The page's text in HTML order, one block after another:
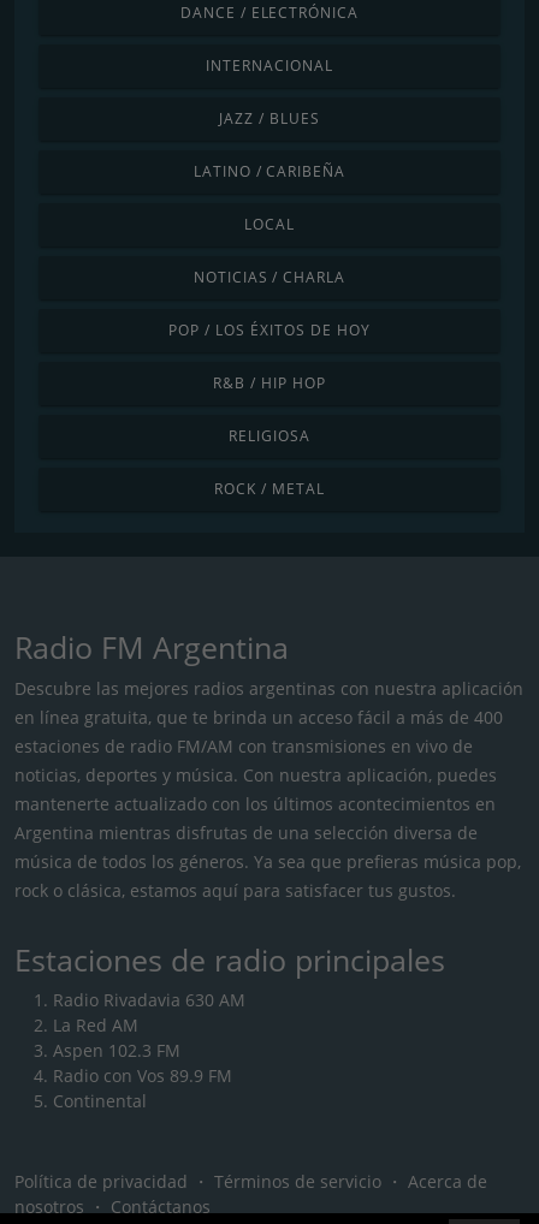
DANCE / ELECTRÓNICA
INTERNACIONAL
JAZZ / BLUES
LATINO / CARIBEÑA
LOCAL
NOTICIAS / CHARLA
POP / LOS ÉXITOS DE HOY
R&B / HIP HOP
RELIGIOSA
ROCK / METAL
Radio FM Argentina
Descubre las mejores radios argentinas con nuestra aplicación
en línea gratuita, que te brinda un acceso fácil a más de 400
estaciones de radio FM/AM con transmisiones en vivo de
noticias, deportes y música. Con nuestra aplicación, puedes
mantenerte actualizado con los últimos acontecimientos en
Argentina mientras disfrutas de una selección diversa de
música de todos los géneros. Ya sea que prefieras música pop,
rock o clásica, estamos aquí para satisfacer tus gustos.
Estaciones de radio principales
Radio Rivadavia 630 AM
La Red AM
Aspen 102.3 FM
Radio con Vos 89.9 FM
Continental
Política de privacidad ・ Términos de servicio ・ Acerca de
nosotros ・ Contáctanos